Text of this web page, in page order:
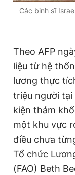
Các binh sĩ
Theo AFP
liệu từ hệ
lương thực
triệu người tại
kiện thảm
một khu vực
điều chưa
Tổ chức
(FAO) Beth